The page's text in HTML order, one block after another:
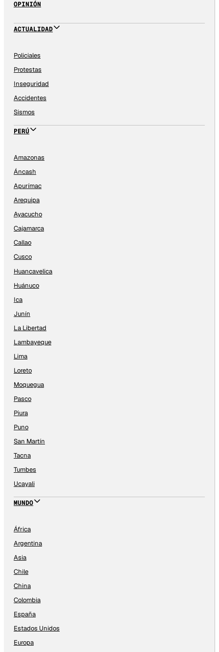
OPINIÓN
ACTUALIDAD
Policiales
Protestas
Inseguridad
Accidentes
Sismos
PERÚ
Amazonas
Áncash
Apurímac
Arequipa
Ayacucho
Cajamarca
Callao
Cusco
Huancavelica
Huánuco
Ica
Junín
La Libertad
Lambayeque
Lima
Loreto
Moquegua
Pasco
Piura
Puno
San Martín
Tacna
Tumbes
Ucayali
MUNDO
África
Argentina
Asia
Chile
China
Colombia
España
Estados Unidos
Europa